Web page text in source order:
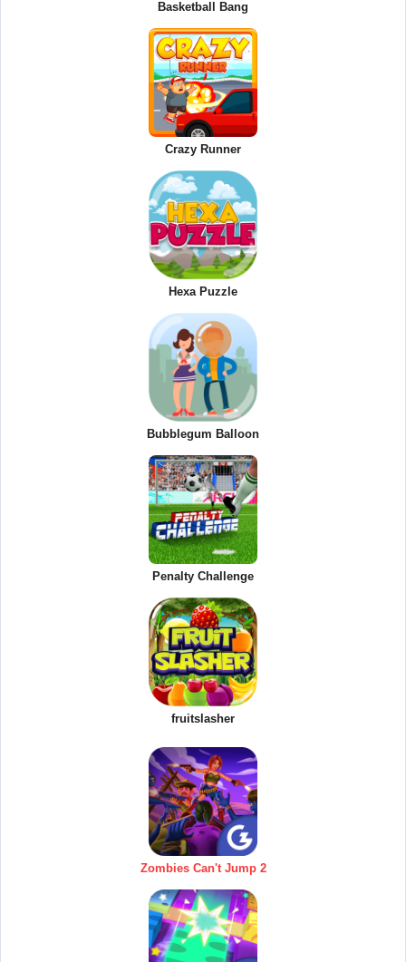
Basketball Bang
Crazy Runner
Hexa Puzzle
Bubblegum Balloon
Penalty Challenge
fruitslasher
Zombies Can't Jump 2